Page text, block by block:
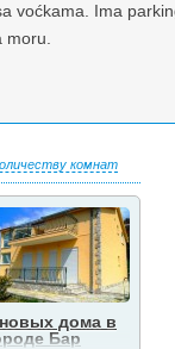
voćkama. Ima
комнат
дома в
Бар